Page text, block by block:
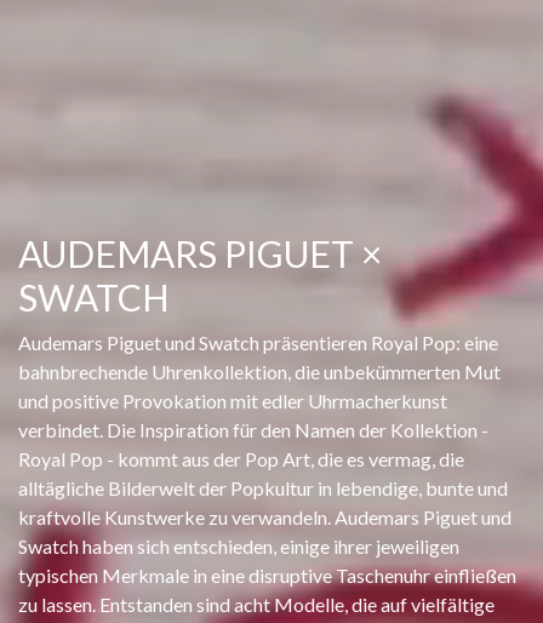
AUDEMARS PIGUET ×
SWATCH
Audemars Piguet und Swatch präsentieren Royal Pop: eine
bahnbrechende Uhrenkollektion, die unbekümmerten Mut
und positive Provokation mit edler Uhrmacherkunst
verbindet. Die Inspiration für den Namen der Kollektion -
Royal Pop - kommt aus der Pop Art, die es vermag, die
alltägliche Bilderwelt der Popkultur in lebendige, bunte und
kraftvolle Kunstwerke zu verwandeln. Audemars Piguet und
Swatch haben sich entschieden, einige ihrer jeweiligen
typischen Merkmale in eine disruptive Taschenuhr einfließen
zu lassen. Entstanden sind acht Modelle, die auf vielfältige